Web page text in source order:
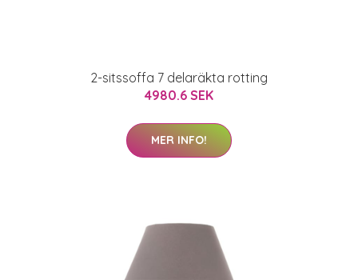
2-sitssoffa 7 delaräkta rotting
4980.6 SEK
MER INFO!